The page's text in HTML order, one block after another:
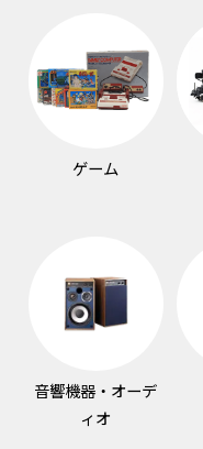
ゲーム
音響機器・オーデ
ィオ